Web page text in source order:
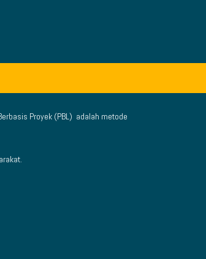
Proyek (PBL) adalah metode